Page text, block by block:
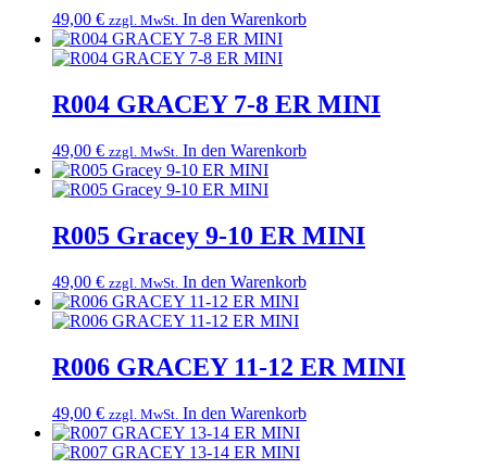
49,00 € zzgl. MwSt. In den Warenkorb
R004 GRACEY 7-8 ER MINI
49,00 € zzgl. MwSt. In den Warenkorb
R005 Gracey 9-10 ER MINI
49,00 € zzgl. MwSt. In den Warenkorb
R006 GRACEY 11-12 ER MINI
49,00 € zzgl. MwSt. In den Warenkorb